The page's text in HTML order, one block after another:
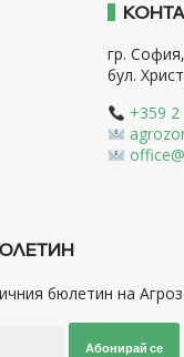
гр.
бул.
+359 2
бюлетин на
Абонирай се